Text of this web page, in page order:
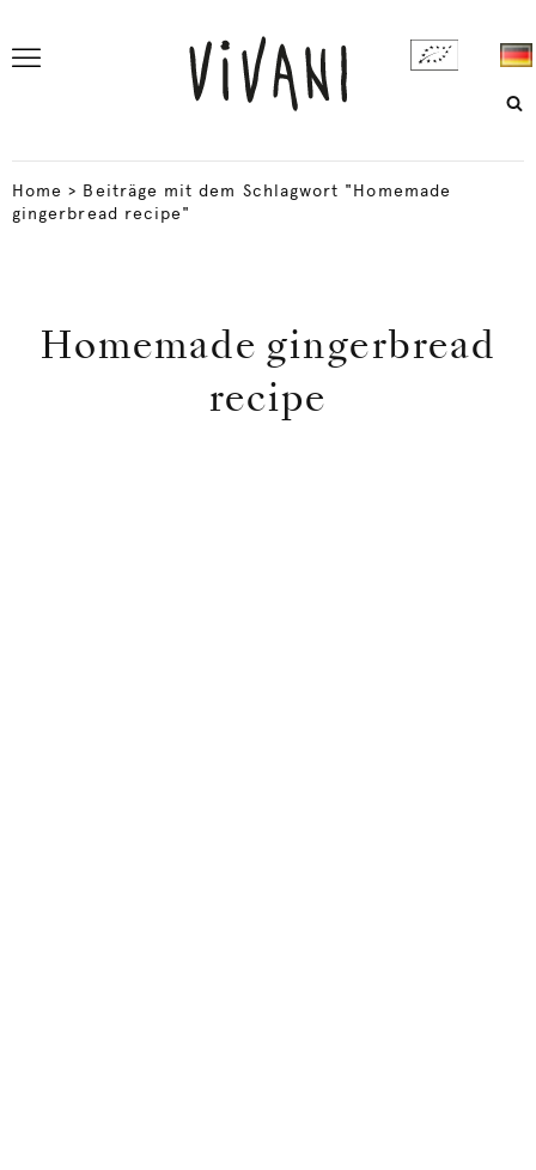
Home > Beiträge mit dem Schlagwort "Homemade
gingerbread recipe"
Homemade gingerbread
recipe